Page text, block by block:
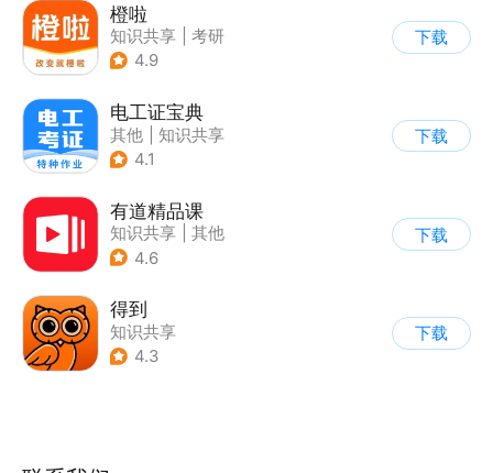
橙啦
知识共享
考研
4.9
下载
电工证宝典
其他
知识共享
| 作业题库
4.1
下载
有道精品课
知识共享
其他
4.6
下载
得到
知识共享
4.3
下载